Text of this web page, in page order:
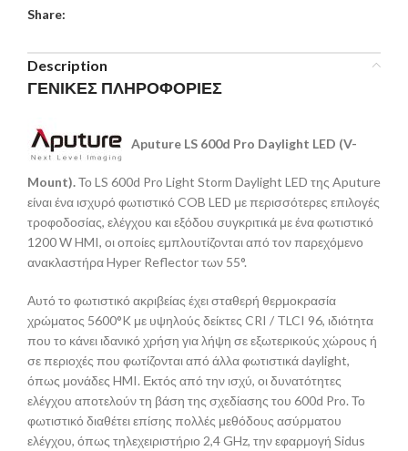
Share:
Description
ΓΕΝΙΚΕΣ ΠΛΗΡΟΦΟΡΙΕΣ
Aputure LS 600d Pro Daylight LED (V-
Mount).Το LS 600d Pro Light Storm Daylight LED της Aputure
είναι ένα ισχυρό φωτιστικό COB LED με περισσότερες επιλογές
τροφοδοσίας, ελέγχου και εξόδου συγκριτικά με ένα φωτιστικό
1200 W HMI, οι οποίες εμπλουτίζονται από τον παρεχόμενο
ανακλαστήρα Hyper Reflector των 55°.
Αυτό το φωτιστικό ακριβείας έχει σταθερή θερμοκρασία
χρώματος 5600°K με υψηλούς δείκτες CRI / TLCI 96, ιδιότητα
που το κάνει ιδανικό χρήση για λήψη σε εξωτερικούς χώρους ή
σε περιοχές που φωτίζονται από άλλα φωτιστικά daylight,
όπως μονάδες HMI. Εκτός από την ισχύ, οι δυνατότητες
ελέγχου αποτελούν τη βάση της σχεδίασης του 600d Pro. Το
φωτιστικό διαθέτει επίσης πολλές μεθόδους ασύρματου
ελέγχου, όπως τηλεχειριστήριο 2,4 GHz, την εφαρμογή Sidus